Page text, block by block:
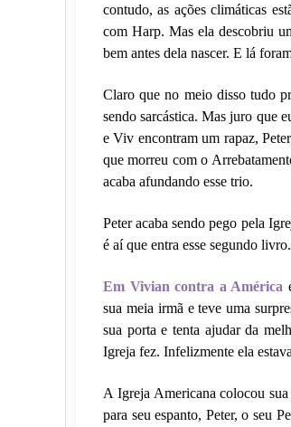
contudo, as ações climáticas
com Harp. Mas ela descobriu
bem antes dela nascer. E lá
Claro que no meio disso tudo
sendo sarcástica. Mas juro que
e Viv encontram um rapaz,
que morreu com o
acaba afundando esse trio.
Peter acaba sendo pego pela
é aí que entra esse segundo livro.
Em Vivian contra a América
sua meia irmã e teve uma
sua porta e tenta ajudar da
Igreja fez. Infelizmente ela
A Igreja Americana colocou
para seu espanto, Peter, o seu